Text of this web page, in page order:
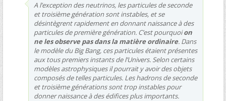
A l’exception des neutrinos, les particules de seconde
et troisième génération sont instables, et se
désintègrent rapidement en donnant naissance à des
particules de première génération. C’est pourquoion
ne les observe pas dans la matière ordinaire. Dans
le modèle du Big Bang, ces particules étaient présentes
aux tous premiers instants de l’Univers. Selon certains
modèles astrophysiques il pourrait y avoir des objets
composés de telles particules. Les hadrons de seconde
et troisième générations sont trop instables pour
donner naissance à des édifices plus importants.